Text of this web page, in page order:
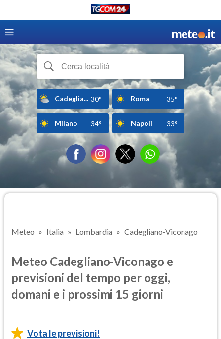
Cadeglia... 30° Roma 35°
Milano 34° Napoli 33°
Meteo Italia Lombardia Cadegliano-Viconago
Meteo Cadegliano-Viconago e
previsioni del tempo per oggi,
domani e i prossimi 15 giorni
Vota le previsioni!